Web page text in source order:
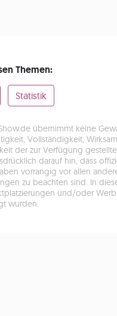
Themen:
Statistik
übernimmt keine
Vollständigkeit,
der zur Verfügung
darauf hin, dass
vorrangig vor allen
zu beachten sind. In
und/oder
wurden.